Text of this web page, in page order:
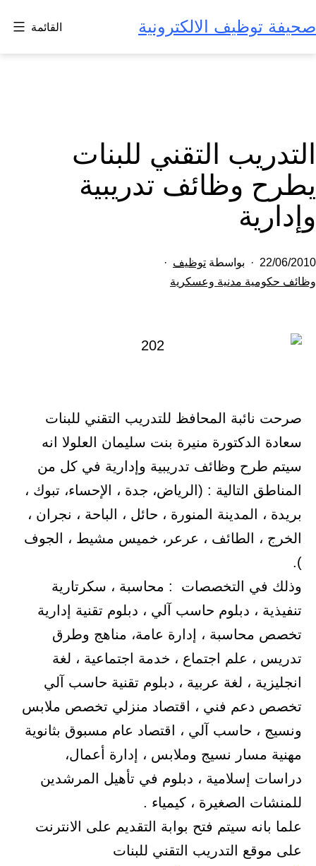
إلى
المحتوى
صحيفة توظيف الالكترونية القائمة
التدريب التقني للبنات
يطرح وظائف تدريبية
وإدارية
تم
النشر
22/06/2010 بواسطة توظيف
مصنف
وظائف حكومية مدنية وعسكرية
صرحت نائبة المحافظ للتدريب التقني للبنات
سعادة الدكتورة منيرة بنت سليمان العلولا انه
سيتم طرح وظائف تدريبية وإدارية في كل من
المناطق التالية : (الرياض، جدة ، الإحساء، تبوك ،
بريدة ، المدينة المنورة ، حائل ، الباحة ، نجران ،
الخرج ، الطائف ، عرعر، خميس مشيط ، الجوف
).
وذلك في التخصصات : محاسبة ، سكرتارية
تنفيذية ، دبلوم حاسب آلي ، دبلوم تقنية إدارية
تخصص محاسبة ، إدارة عامة، مناهج وطرق
تدريس ، علم اجتماع ، خدمة اجتماعية ، لغة
انجليزية ، لغة عربية ، دبلوم تقنية حاسب آلي
تخصص دعم فني ، اقتصاد منزلي تخصص ملابس
ونسيج ، حاسب آلي ، اقتصاد عام مسبوق بثانوية
مهنية مسار نسيج وملابس ، إدارة أعمال،
دراسات إسلامية ، دبلوم في تأهيل المرشدين
للمنشات الصغيرة ، كيمياء .
علما بانه سيتم فتح بوابة التقديم على الانترنت
على موقع التدريب التقني للبنات